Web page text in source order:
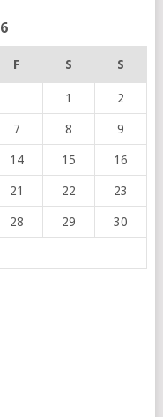
F S S
1 2
7 8 9
14 15 16
21 22 23
28 29 30